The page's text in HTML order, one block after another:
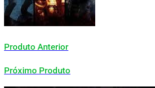
Produto Anterior
Próximo Produto